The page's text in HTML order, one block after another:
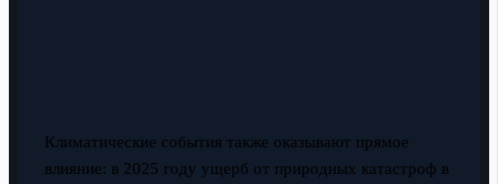
Климатические события также оказывают прямое
влияние: в 2025 году ущерб от природных катастроф в